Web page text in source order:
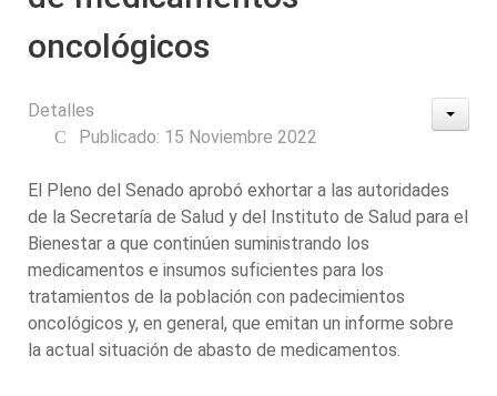
oncológicos
Detalles
Publicado: 15 Noviembre 2022
El Pleno del Senado aprobó exhortar a las autoridades
de la Secretaría de Salud y del Instituto de Salud para el
Bienestar a que continúen suministrando los
medicamentos e insumos suficientes para los
tratamientos de la población con padecimientos
oncológicos y, en general, que emitan un informe sobre
la actual situación de abasto de medicamentos.